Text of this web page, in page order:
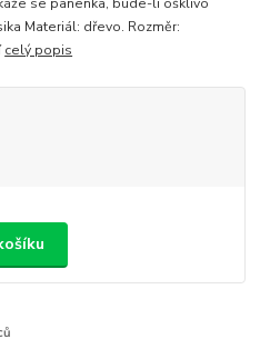
se panenka, bude-li ošklivo
Materiál: dřevo. Rozměr:
celý popis